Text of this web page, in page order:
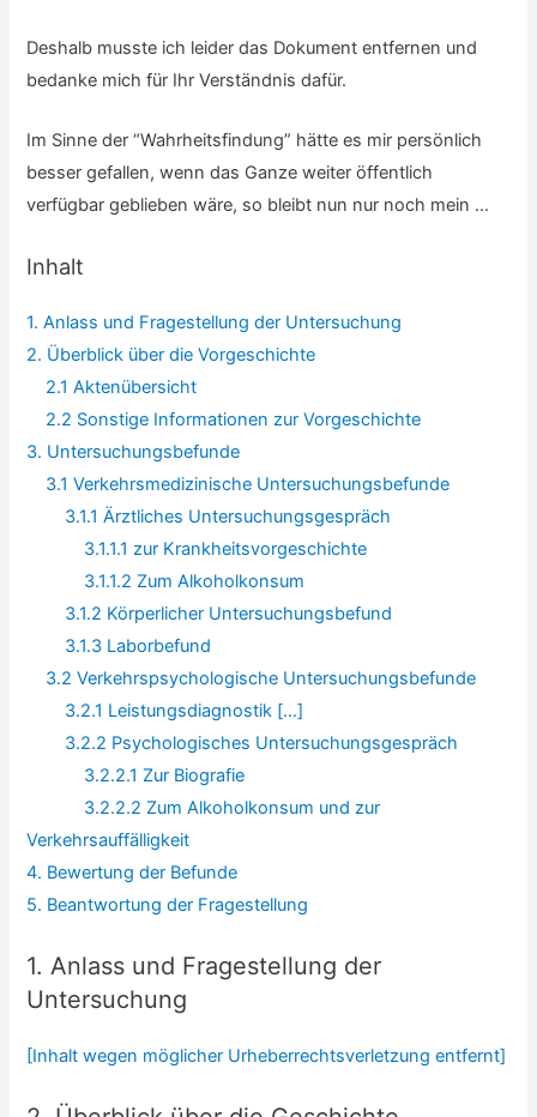
Deshalb musste ich leider das Dokument entfernen und
bedanke mich für Ihr Verständnis dafür.
Im Sinne der “Wahrheitsfindung” hätte es mir persönlich
besser gefallen, wenn das Ganze weiter öffentlich
verfügbar geblieben wäre, so bleibt nun nur noch mein …
Inhalt
1. Anlass und Fragestellung der Untersuchung
2. Überblick über die Vorgeschichte
2.1 Aktenübersicht
2.2 Sonstige Informationen zur Vorgeschichte
3. Untersuchungsbefunde
3.1 Verkehrsmedizinische Untersuchungsbefunde
3.1.1 Ärztliches Untersuchungsgespräch
3.1.1.1 zur Krankheitsvorgeschichte
3.1.1.2 Zum Alkoholkonsum
3.1.2 Körperlicher Untersuchungsbefund
3.1.3 Laborbefund
3.2 Verkehrspsychologische Untersuchungsbefunde
3.2.1 Leistungsdiagnostik […]
3.2.2 Psychologisches Untersuchungsgespräch
3.2.2.1 Zur Biografie
3.2.2.2 Zum Alkoholkonsum und zur
Verkehrsauffälligkeit
4. Bewertung der Befunde
5. Beantwortung der Fragestellung
1. Anlass und Fragestellung der
Untersuchung
[Inhalt wegen möglicher Urheberrechtsverletzung entfernt]